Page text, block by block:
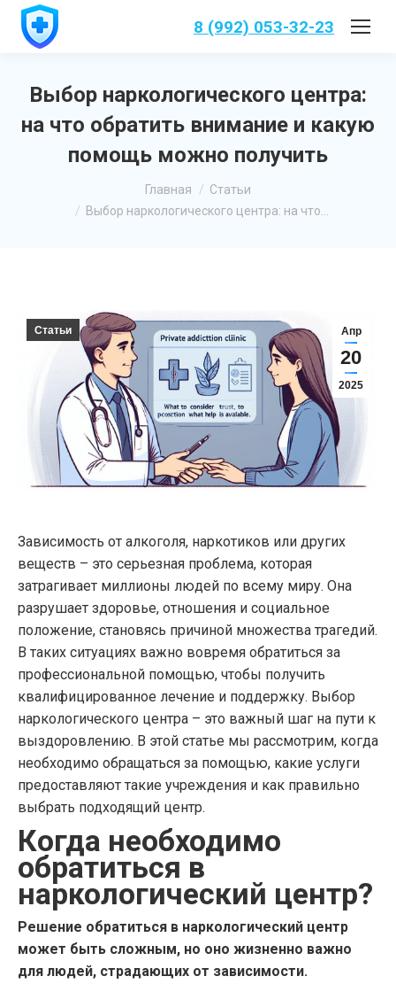
8 (992) 053-32-23
Выбор наркологического центра:
на что обратить внимание и какую
помощь можно получить
Главная
Статьи
Выбор наркологического центра: на что…
Апр
20
2025
Статьи
Зависимость от алкоголя, наркотиков или других
веществ – это серьезная проблема, которая
затрагивает миллионы людей по всему миру. Она
разрушает здоровье, отношения и социальное
положение, становясь причиной множества трагедий.
В таких ситуациях важно вовремя обратиться за
профессиональной помощью, чтобы получить
квалифицированное лечение и поддержку. Выбор
наркологического центра – это важный шаг на пути к
выздоровлению. В этой статье мы рассмотрим, когда
необходимо обращаться за помощью, какие услуги
предоставляют такие учреждения и как правильно
выбрать подходящий центр.
Когда необходимо
обратиться в
наркологический центр?
Решение обратиться в наркологический центр
может быть сложным, но оно жизненно важно
для людей, страдающих от зависимости.